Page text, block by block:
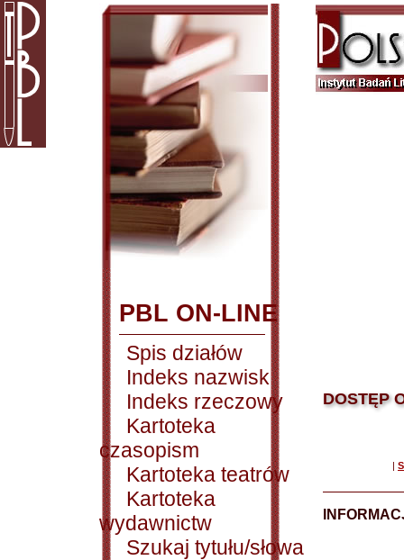
PBL ON-LINE
Spis działów
Indeks nazwisk
Indeks rzeczowy
Kartoteka
czasopism
Kartoteka teatrów
Kartoteka
wydawnictw
Szukaj tytułu/słowa
DOSTĘP
|